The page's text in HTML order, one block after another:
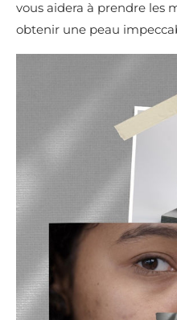
vous aidera à prendre les
obtenir une peau